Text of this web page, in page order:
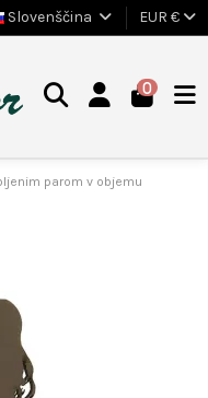
Slovenščina EUR €
0
parom v objemu